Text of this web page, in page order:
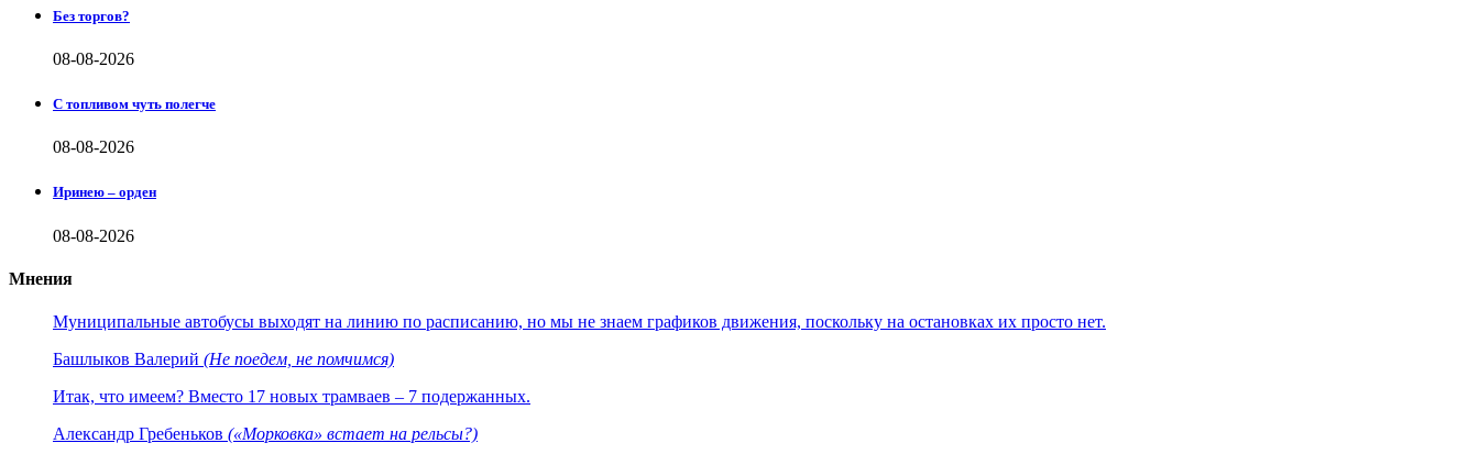
Без торгов?
08-08-2026
С топливом чуть полегче
08-08-2026
Иринею – орден
08-08-2026
Мнения
Муниципальные автобусы выходят на линию по расписанию, но мы не знаем графиков движения, поскольку на остановках их просто нет.
Башлыков Валерий (Не поедем, не помчимся)
Итак, что имеем? Вместо 17 новых трамваев – 7 подержанных.
Александр Гребеньков («Морковка» встает на рельсы?)